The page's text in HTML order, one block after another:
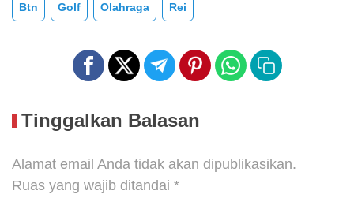
Btn Golf Olahraga Rei
Tinggalkan Balasan
Alamat email Anda tidak akan dipublikasikan.
Ruas yang wajib ditandai *